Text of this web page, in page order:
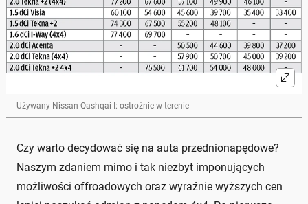
Używany Nissan Qashqai I: ostrożnie w terenie
Czy warto decydować się na auta przednionapędowe?
Naszym zdaniem mimo i tak niezbyt imponujących
możliwości offroadowych oraz wyraźnie wyższych cen